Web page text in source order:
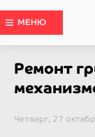
МЕНЮ
Ремонт
Четверг, 27